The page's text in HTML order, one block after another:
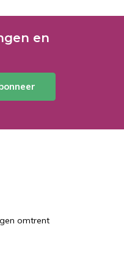
en
omtrent